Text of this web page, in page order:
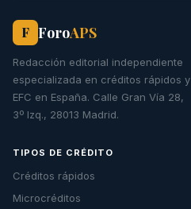
F ForoAPS
Redacción editorial independiente
especializada en créditos rápidos y
EFC en España. Calle Gran Vía 28,
3º Izq., 28013 Madrid.
TIPOS DE CRÉDITO
Créditos rápidos
Microcréditos